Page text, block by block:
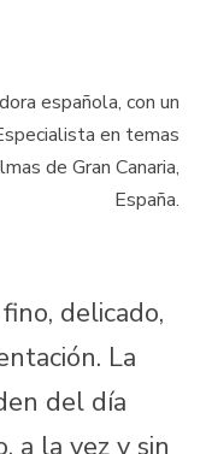
española, con un
en temas
de Gran Canaria,
España.
delicado,
La
del día